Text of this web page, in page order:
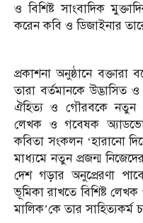
ও বিশিষ্ট সাংবাদিক
করেন কবি ও ডিজাইনার
প্রকাশনা অনুষ্ঠানে
তারা বর্তমানকে উদ্ভাসিত
ঐহিত্য ও গৌরবকে নতুন
লেখক ও গবেষক
কবিতা সংকলন ‘হারানো
মাধ্যমে নতুন প্রজন্ম
দেশ গড়ার অনুপ্রেরণা
ভূমিকা রাখতে বিশিষ্ট
মালিক’কে তার সাহিত্যকর্ম